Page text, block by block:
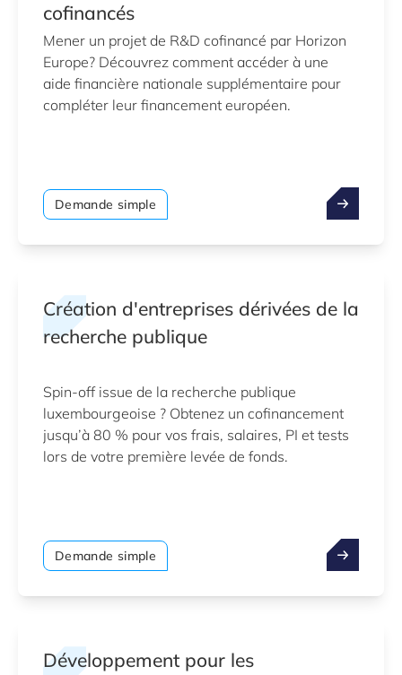
cofinancés
Mener un projet de R&D cofinancé par Horizon
Europe? Découvrez comment accéder à une
aide financière nationale supplémentaire pour
compléter leur financement européen.
Demande simple
Création d'entreprises dérivées de la
recherche publique
Spin-off issue de la recherche publique
luxembourgeoise ? Obtenez un cofinancement
jusqu’à 80 % pour vos frais, salaires, PI et tests
lors de votre première levée de fonds.
Demande simple
Développement pour les